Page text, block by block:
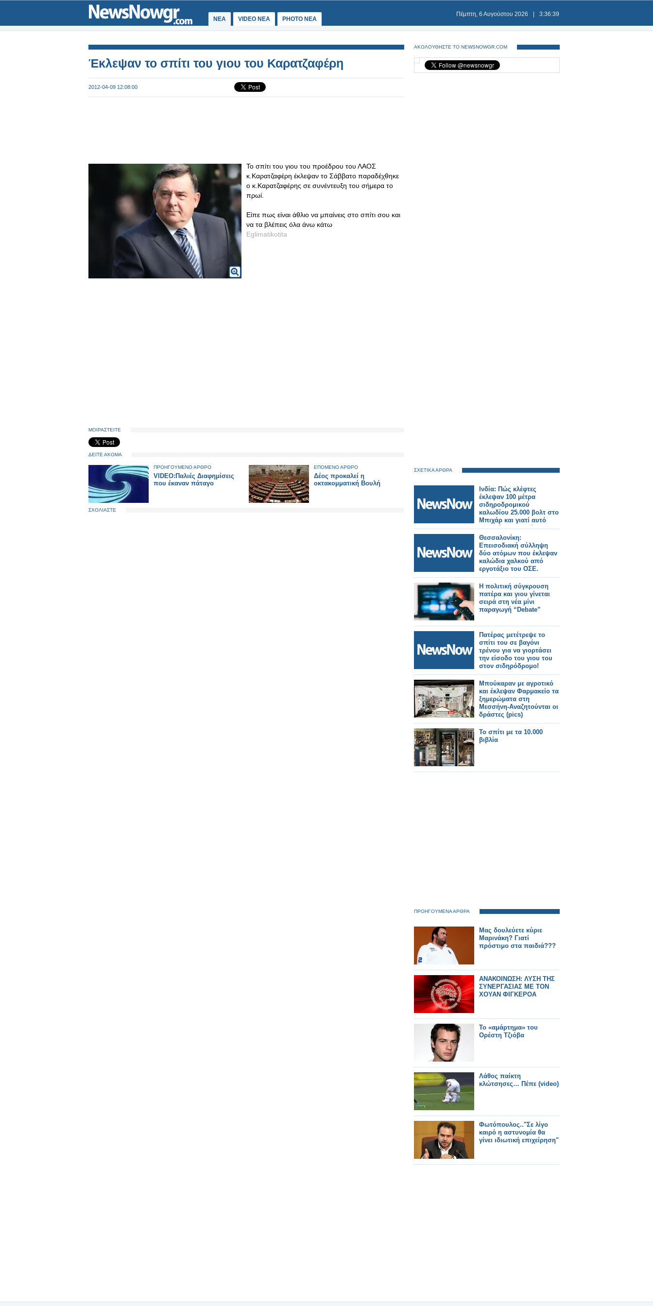
ΝΕΑ VIDEO NEA PHOTO NEA
Πέμπτη, 6 Αυγούστου 2026 3:36:39
Έκλεψαν το σπίτι του γιου του Καρατζαφέρη
2012-04-09 12:08:00
Το σπίτι του γιου του προέδρου του ΛΑΟΣ
κ.Καρατζαφέρη έκλεψαν το Σάββατο παραδέχθηκε
ο κ.Καρατζαφέρης σε συνέντευξη του σήμερα το
πρωί.
Είπε πως είναι άθλιο να μπαίνεις στο σπίτι σου και
να τα βλέπεις όλα άνω κάτω
Eglimatikotita
ΜΟΙΡΑΣΤΕΙΤΕ
ΔΕΙΤΕ ΑΚΟΜΑ
ΠΡΟΗΓΟΥΜΕΝΟ ΑΡΘΡΟ
VIDEO:Παλιές Διαφημίσεις
που έκαναν πάταγο
ΕΠΟΜΕΝΟ ΑΡΘΡΟ
Δέος προκαλεί η
οκτακομματική Βουλή
ΣΧΟΛΙΑΣΤΕ
ΑΚΟΛΟΥΘΗΣΤΕ ΤΟ NEWSNOWGR.COM
ΣΧΕΤΙΚΑ ΑΡΘΡΑ
Ινδία: Πώς κλέφτες
έκλεψαν 100 μέτρα
σιδηροδρομικού
καλωδίου 25.000 βολτ στο
Μπιχάρ και γιατί αυτό
συμβαίνει συνεχώς.
Θεσσαλονίκη:
Επεισοδιακή σύλληψη
δύο ατόμων που έκλεψαν
καλώδια χαλκού από
εργοτάξιο του ΟΣΕ.
Η πολιτική σύγκρουση
πατέρα και γιου γίνεται
σειρά στη νέα μίνι
παραγωγή “Debate”
Πατέρας μετέτρεψε το
σπίτι του σε βαγόνι
τρένου για να γιορτάσει
την είσοδο του γιου του
στον σιδηρόδρομο!
Μπούκαραν με αγροτικό
και έκλεψαν Φαρμακείο τα
ξημερώματα στη
Μεσσήνη-Αναζητούνται οι
δράστες (pics)
Το σπίτι με τα 10.000
βιβλία
ΠΡΟΗΓΟΥΜΕΝΑ ΑΡΘΡΑ
Μας δουλεύετε κύριε
Μαρινάκη? Γιατί
πρόστιμο στα παιδιά???
ΑΝΑΚΟΙΝΩΣΗ: ΛΥΣΗ ΤΗΣ
ΣΥΝΕΡΓΑΣΙΑΣ ΜΕ ΤΟΝ
ΧΟΥΑΝ ΦΙΓΚΕΡΟΑ
Το «αμάρτημα» του
Ορέστη Τζιόβα
Λάθος παίκτη
κλώτσησες… Πέπε (video)
Φωτόπουλος.."Σε λίγο
καιρό η αστυνομία θα
γίνει ιδιωτική επιχείρηση"